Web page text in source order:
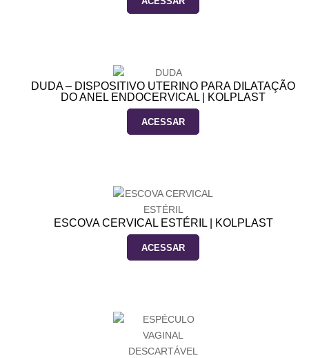
DUDA – DISPOSITIVO UTERINO PARA DILATAÇÃO
DO ANEL ENDOCERVICAL | KOLPLAST
ACESSAR
ESCOVA CERVICAL ESTÉRIL | KOLPLAST
ACESSAR